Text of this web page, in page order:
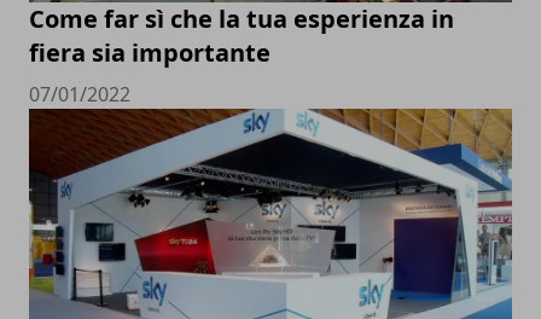
Come far sì che la tua esperienza in
fiera sia importante
07/01/2022